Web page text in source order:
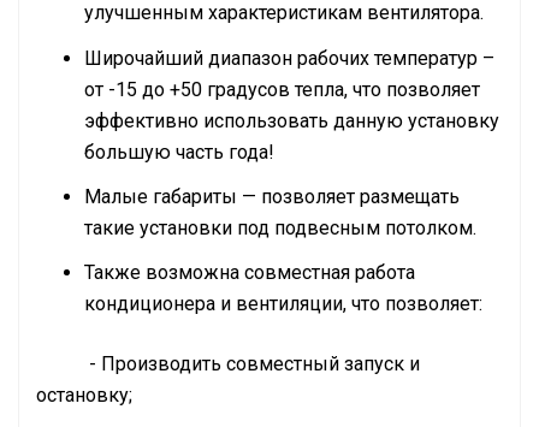
улучшенным характеристикам вентилятора.
Широчайший диапазон рабочих температур –
от -15 до +50 градусов тепла, что позволяет
эффективно использовать данную установку
большую часть года!
Малые габариты — позволяет размещать
такие установки под подвесным потолком.
Также возможна совместная работа
кондиционера и вентиляции, что позволяет:
- Производить совместный запуск и
остановку;